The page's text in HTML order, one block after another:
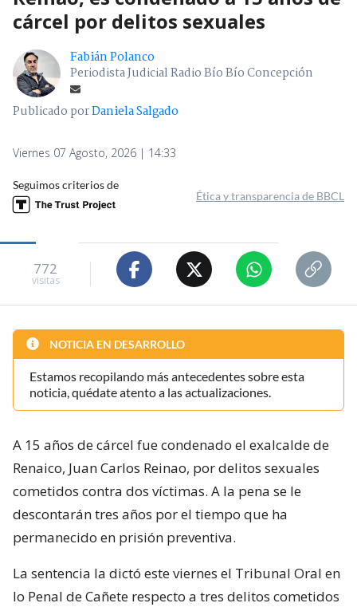
cárcel por delitos sexuales
Fabián Polanco
Periodista Judicial Radio Bío Bío Concepción
Publicado porDaniela Salgado
Viernes 07 Agosto, 2026 | 14:33
Seguimos criterios de
Ética y transparencia de BBCL
772
visitas
NOTICIA EN DESARROLLO
Estamos recopilando más antecedentes sobre esta
noticia, quédate atento a las actualizaciones.
A 15 años de cárcel fue condenado el exalcalde de
Renaico, Juan Carlos Reinao, por delitos sexuales
cometidos contra dos víctimas. A la pena se le
descontarán tres años por el tiempo que ha
permanecido en prisión preventiva.
La sentencia la dictó este viernes el Tribunal Oral en
lo Penal de Cañete respecto a tres delitos cometidos